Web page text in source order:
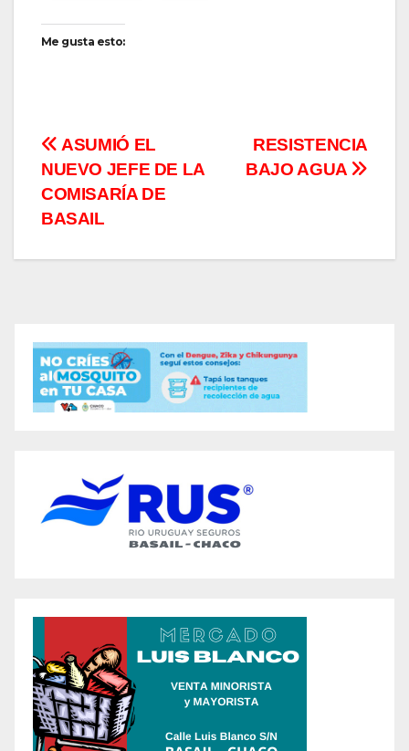
Me gusta esto:
Navegación
de
entradas
RESISTENCIA
BAJO AGUA
ASUMIÓ EL
NUEVO JEFE DE LA
COMISARÍA DE
BASAIL